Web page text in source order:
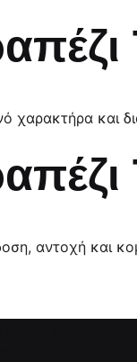
χαρακτήρα και
αντοχή και